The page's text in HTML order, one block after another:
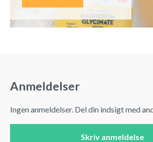
Anmeldelser
Ingen anmeldelser. Del din indsigt med
Skriv anmeldelse